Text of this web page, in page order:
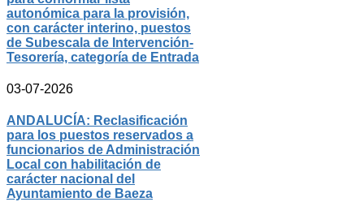
autonómica para la provisión,
con carácter interino, puestos
de Subescala de Intervención-
Tesorería, categoría de Entrada
03-07-2026
ANDALUCÍA: Reclasificación
para los puestos reservados a
funcionarios de Administración
Local con habilitación de
carácter nacional del
Ayuntamiento de Baeza